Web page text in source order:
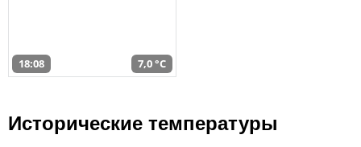
18:08 7,0 °C
Исторические температуры